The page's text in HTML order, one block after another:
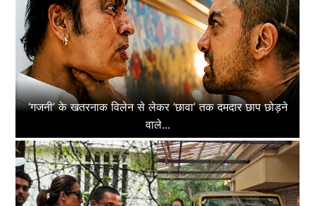
‘गजनी’ के खतरनाक विलेन से लेकर ‘छावा’ तक दमदार छाप छोड़ने
वाले...